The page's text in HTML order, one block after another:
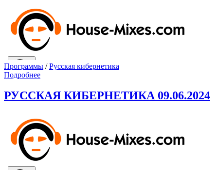
Программы /Русская кибернетика
Подробнее
РУССКАЯ КИБЕРНЕТИКА 09.06.2024